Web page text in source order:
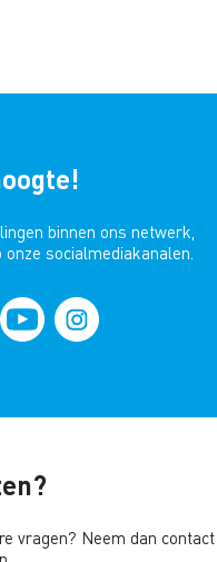
binnen ons netwerk,
socialmediakanalen.
vragen? Neem dan contact